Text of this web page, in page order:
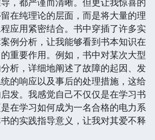
在纯理论的层面，而是将大量的理
应用紧密结合。书中穿插了许多实
例分析，让我能够看到书本知识在
重要作用。例如，书中对某次大型
析，详细地阐述了故障的起因、发
的响应以及事后的处理措施，这给
发。我感觉自己不仅仅是在学习书
在学习如何成为一名合格的电力系
的实践指导意义，让我对其爱不释